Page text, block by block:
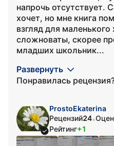
напрочь отсутствует.
хочет, но мне книга
взгляд для
сложноваты, скорее
младших школьник...
Развернуть
Понравилась
ProstoEkaterina
Рецензий24•
Рейтинг+1